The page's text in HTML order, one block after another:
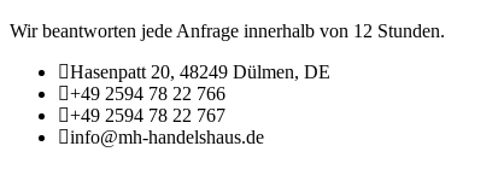
Wir beantworten jede Anfrage innerhalb von 12 Stunden.
Hasenpatt 20, 48249 Dülmen, DE
+49 2594 78 22 766
+49 2594 78 22 767
info@mh-handelshaus.de